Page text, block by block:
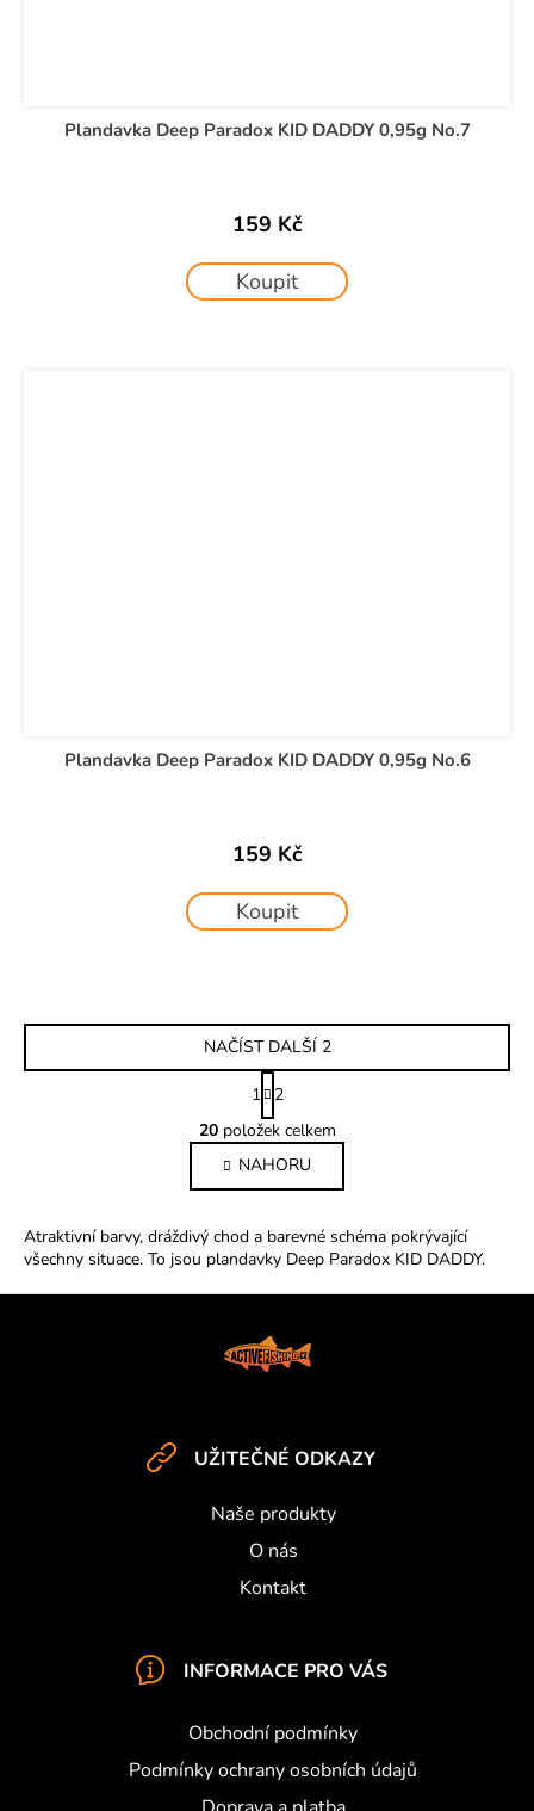
Plandavka Deep Paradox KID DADDY 0,95g No.7
159 Kč
Koupit
Plandavka Deep Paradox KID DADDY 0,95g No.6
159 Kč
Koupit
O
v
l
á
d
a
c
í
p
r
v
v
p
s
u
NAČÍST DALŠÍ 2
S
t
r
á
n
k
v
á
1
2
20položek celkem
NAHORU
Atraktivní barvy, dráždivý chod a barevné schéma pokrývající
všechny situace. To jsou plandavky Deep Paradox KID DADDY.
UŽITEČNÉ ODKAZY
Naše produkty
O nás
Kontakt
INFORMACE PRO VÁS
Obchodní podmínky
Podmínky ochrany osobních údajů